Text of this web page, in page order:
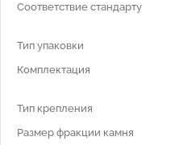
Соответствие стандарту
Тип упаковки
Комплектация
Тип крепления
Размер фракции камня